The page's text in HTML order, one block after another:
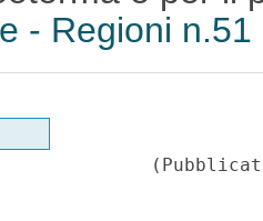
- Regioni